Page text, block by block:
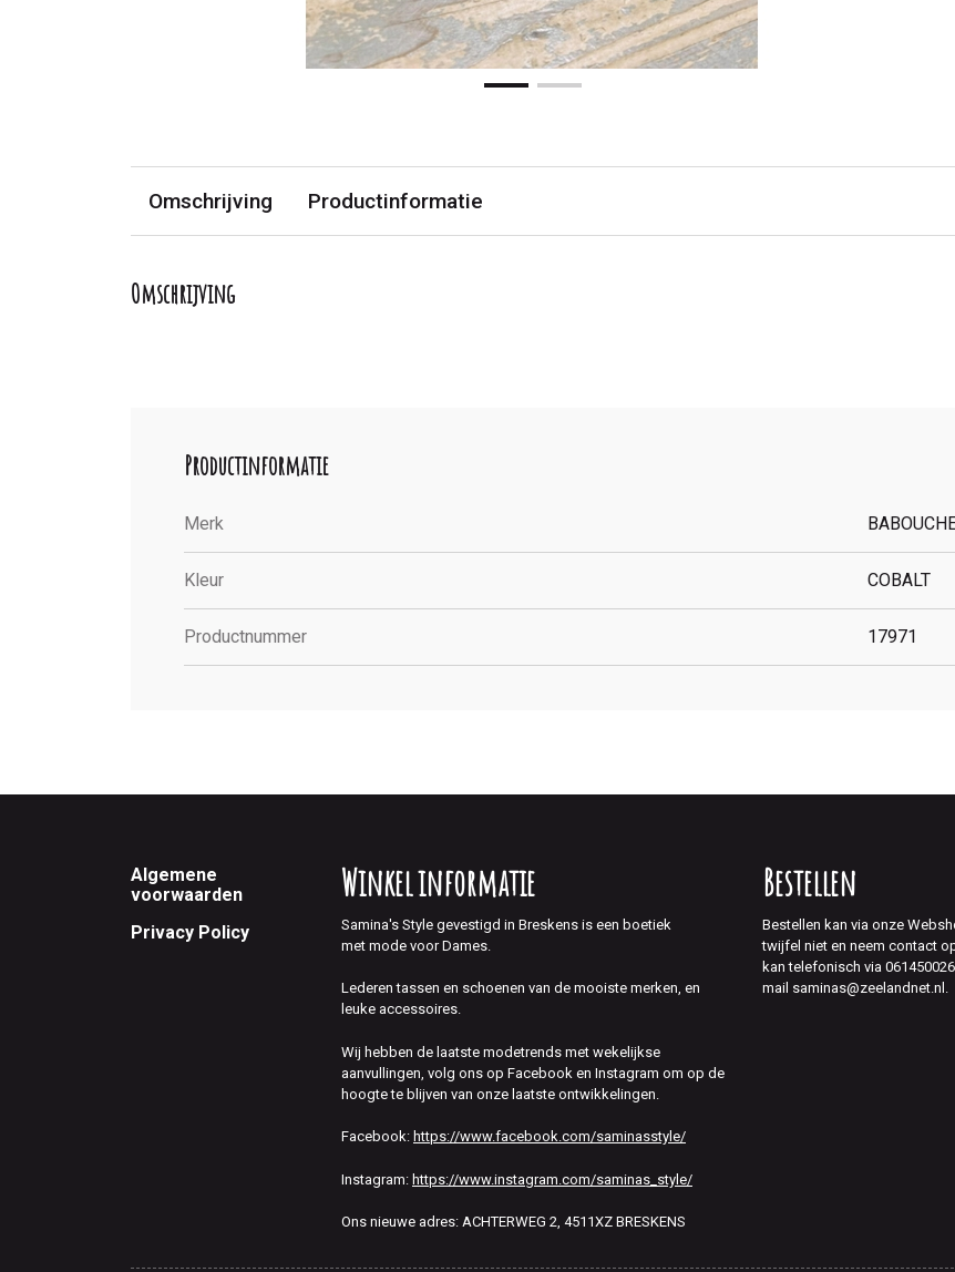
Omschrijving Productinformatie
Omschrijving
Productinformatie
Merk
Kleur COBALT
Productnummer 17971
Footer
Algemene
voorwaarden
Privacy Policy
Winkel informatie
Samina's Style gevestigd in Breskens is een boetiek
met mode voor Dames.
Lederen tassen en schoenen van de mooiste merken, en
leuke accessoires.
Wij hebben de laatste modetrends met wekelijkse
aanvullingen, volg ons op Facebook en Instagram om op de
hoogte te blijven van onze laatste ontwikkelingen.
Facebook: https://www.facebook.com/saminasstyle/
Instagram: https://www.instagram.com/saminas_style/
Ons nieuwe adres: ACHTERWEG 2, 4511XZ BRESKENS
Bestellen
Bestellen kan via onze
twijfel niet en neem contact
kan telefonisch via
mail saminas@zeelandnet.nl.